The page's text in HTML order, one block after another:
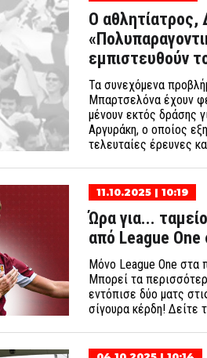
Ο αθλητίατρος,
εμπιστευθούν
Τα συνεχόμενα
Μπαρτσελόνα έχουν
μένουν εκτός δράσης
Αργυράκη, ο οποίος
τελευταίες έρευνες
11.10.2025 | 10:19
Ώρα για...
από League One
Μόνο League One στα
Μπορεί τα
εντόπισε δύο ματς
σίγουρα κέρδη! Δείτε